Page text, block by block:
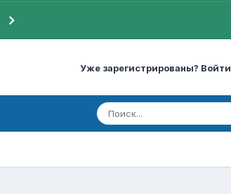
Уже зарегистрированы? Войти